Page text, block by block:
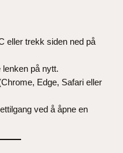
eller trekk siden ned på
lenken på nytt.
Edge, Safari eller
ved å åpne en